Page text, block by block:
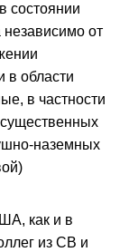
состоянии
независимо от
в области
в частности
наземных
как и в
из СВ и